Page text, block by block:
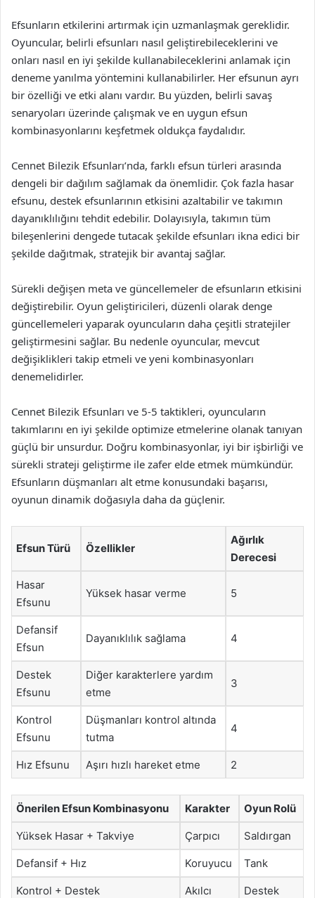
Efsunların etkilerini artırmak için uzmanlaşmak gereklidir.
Oyuncular, belirli efsunları nasıl geliştirebileceklerini ve
onları nasıl en iyi şekilde kullanabileceklerini anlamak için
deneme yanılma yöntemini kullanabilirler. Her efsunun ayrı
bir özelliği ve etki alanı vardır. Bu yüzden, belirli savaş
senaryoları üzerinde çalışmak ve en uygun efsun
kombinasyonlarını keşfetmek oldukça faydalıdır.
Cennet Bilezik Efsunları’nda, farklı efsun türleri arasında
dengeli bir dağılım sağlamak da önemlidir. Çok fazla hasar
efsunu, destek efsunlarının etkisini azaltabilir ve takımın
dayanıklılığını tehdit edebilir. Dolayısıyla, takımın tüm
bileşenlerini dengede tutacak şekilde efsunları ikna edici bir
şekilde dağıtmak, stratejik bir avantaj sağlar.
Sürekli değişen meta ve güncellemeler de efsunların etkisini
değiştirebilir. Oyun geliştiricileri, düzenli olarak denge
güncellemeleri yaparak oyuncuların daha çeşitli stratejiler
geliştirmesini sağlar. Bu nedenle oyuncular, mevcut
değişiklikleri takip etmeli ve yeni kombinasyonları
denemelidirler.
Cennet Bilezik Efsunları ve 5-5 taktikleri, oyuncuların
takımlarını en iyi şekilde optimize etmelerine olanak tanıyan
güçlü bir unsurdur. Doğru kombinasyonlar, iyi bir işbirliği ve
sürekli strateji geliştirme ile zafer elde etmek mümkündür.
Efsunların düşmanları alt etme konusundaki başarısı,
oyunun dinamik doğasıyla daha da güçlenir.
Efsun Türü Özellikler
Ağırlık
Derecesi
Hasar
Efsunu
Yüksek hasar verme 5
Defansif
Efsun
Dayanıklılık sağlama 4
Destek
Efsunu
Diğer karakterlere yardım
etme
3
Kontrol
Efsunu
Düşmanları kontrol altında
tutma
4
Hız Efsunu Aşırı hızlı hareket etme 2
Önerilen Efsun Kombinasyonu Karakter Oyun Rolü
Yüksek Hasar + Takviye Çarpıcı Saldırgan
Defansif + Hız Koruyucu Tank
Kontrol + Destek Akılcı Destek